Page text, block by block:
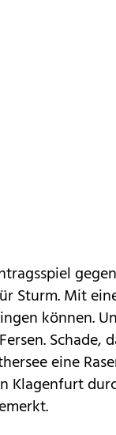
Sturm. Mit
können.
Schade,
eine
Klagenfurt